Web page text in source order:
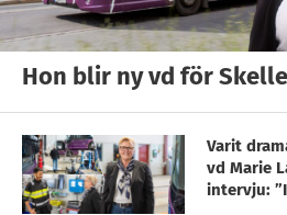
Hon blir ny vd för
Varit
vd Marie
intervju: